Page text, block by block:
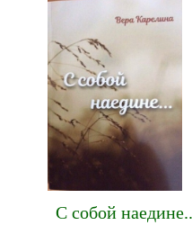
С собой